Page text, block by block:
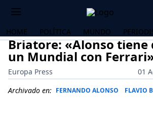
HOME POLÍTICA MUNDO
Briatore: «Alonso tiene
un Mundial con
Europa Press
01
Archivado en: FERNANDO ALONSO FLAVIO